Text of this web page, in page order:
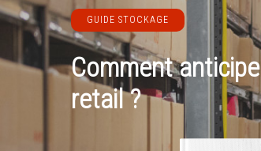
GUIDE STOCKAGE
Comment
retail ?